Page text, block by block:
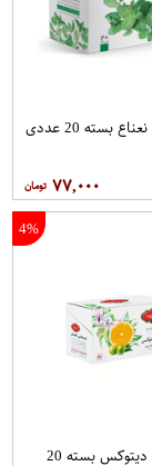
دمنوش گیاهی نعناع بسته 20 عددی
۷۷,۰۰۰
4%
دمنوش گیاهی دیتوکس بسته 20